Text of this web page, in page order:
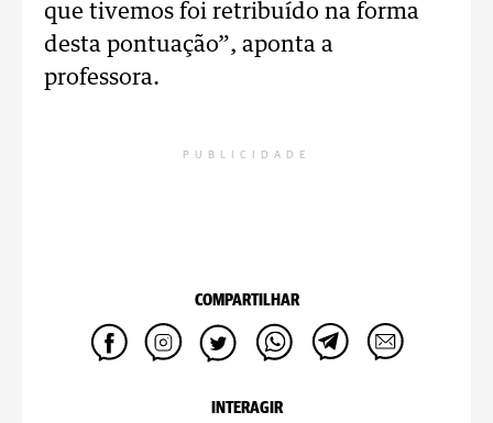
que tivemos foi retribuído na forma
desta pontuação”, aponta a
professora.
PUBLICIDADE
COMPARTILHAR
INTERAGIR